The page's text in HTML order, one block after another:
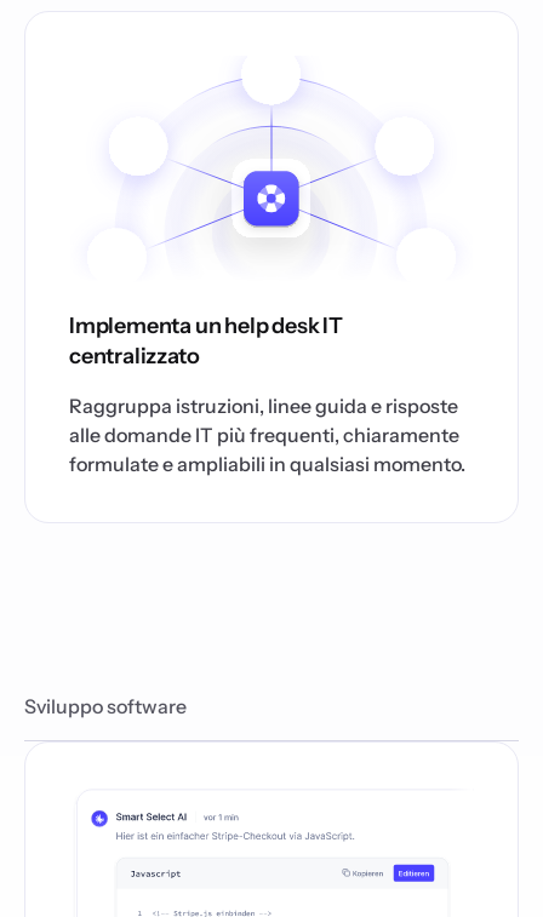
Implementa un help desk IT
centralizzato
Raggruppa istruzioni, linee guida e risposte
alle domande IT più frequenti, chiaramente
formulate e ampliabili in qualsiasi momento.
Sviluppo software